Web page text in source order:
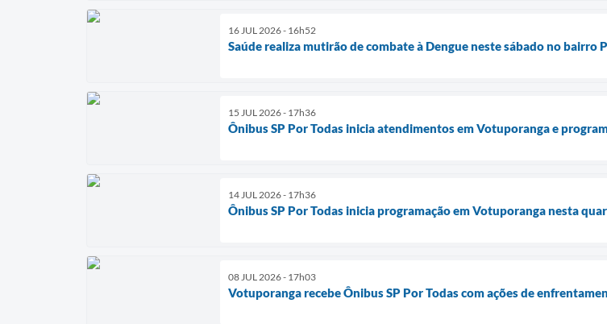
16 JUL 2026 - 16h52
Saúde realiza mutirão de combate à Dengue neste sábado no bairro
15 JUL 2026 - 17h36
Ônibus SP Por Todas inicia atendimentos em Votuporanga e
14 JUL 2026 - 17h36
Ônibus SP Por Todas inicia programação em Votuporanga nesta
08 JUL 2026 - 17h03
Votuporanga recebe Ônibus SP Por Todas com ações de